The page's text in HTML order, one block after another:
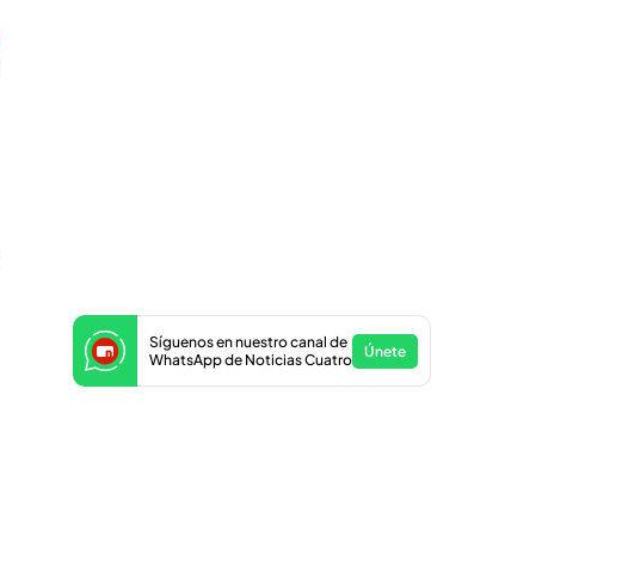
Síguenos en nuestro canal de
WhatsApp de Noticias Cuatro
Únete